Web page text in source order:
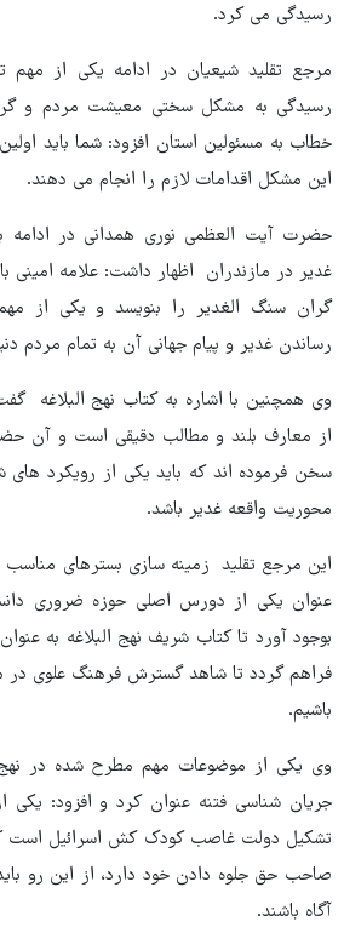
رسیدگی می کرد.
مرجع تقلید شیعیان در ادامه یکی از مهم
رسیدگی به مشکل سختی معیشت مردم و
خطاب به مسئولین استان افزود: شما باید
این مشکل اقدامات لازم را انجام می دهند.
حضرت آیت العظمی نوری همدانی در ادامه
غدیر در مازندران اظهار داشت: علامه امینی
گران سنگ الغدیر را بنویسد و یکی از
رساندن غدیر و پیام جهانی آن به تمام مردم
وی همچنین با اشاره به کتاب نهج البلاغه
از معارف بلند و مطالب دقیقی است و آن
سخن فرموده اند که باید یکی از رویکرد های
محوریت واقعه غدیر باشد.
این مرجع تقلید زمینه سازی بسترهای مناسب
عنوان یکی از دورس اصلی حوزه ضروری
بوجود آورد تا کتاب شریف نهج البلاغه به
فراهم گردد تا شاهد گسترش فرهنگ علوی در
باشیم.
وی یکی از موضوعات مهم مطرح شده در نهج
جریان شناسی فتنه عنوان کرد و افزود: یکی
تشکیل دولت غاصب کودک کش اسرائیل است
صاحب حق جلوه دادن خود دارد، از این رو
آگاه باشند.